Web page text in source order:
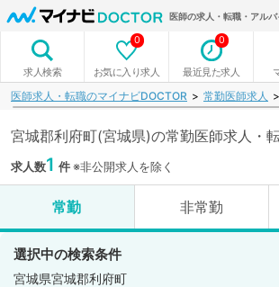
医師の求人・転職・アル
求人検索 お気に入り求人
0
最近見た求人
0
医師求人・転職のマイナビDOCTOR 常勤医師求人
宮城郡利府町(宮城県)の常勤医師求人・
求人数1 件※非公開求人を除く
常勤 非常勤
選択中の検索条件
宮城県宮城郡利府町